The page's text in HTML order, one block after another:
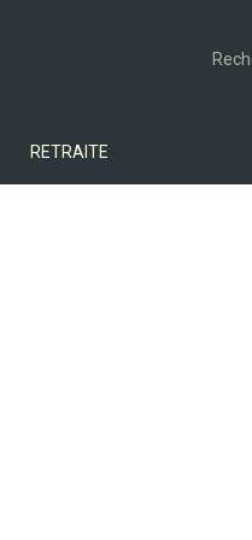
RETRAITE